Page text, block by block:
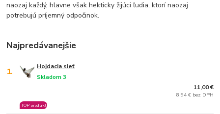
naozaj každý, hlavne však hekticky žijúci ľudia, ktorí naozaj
potrebujú príjemný odpočinok.
Najpredávanejšie
1. Hojdacia sieť
Skladom 3
TOP produkt
11,00 €
8,94 € bez DPH